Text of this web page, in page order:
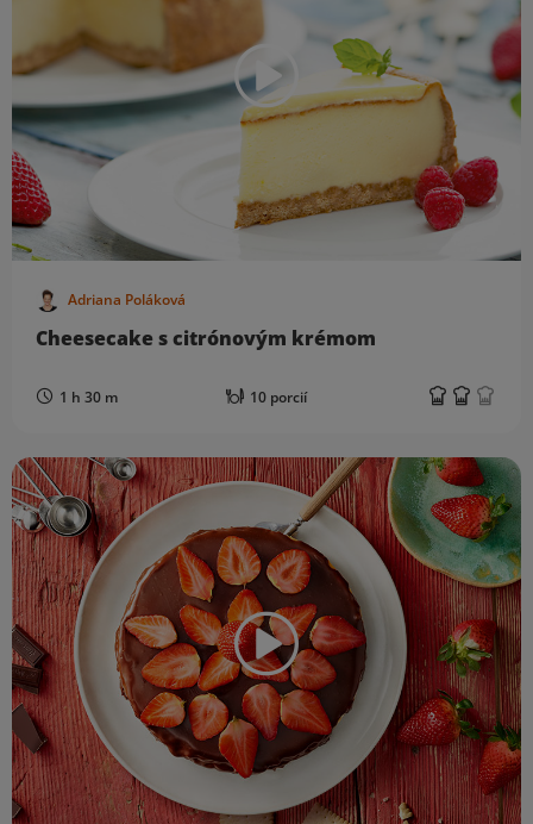
Adriana Poláková
Cheesecake s citrónovým krémom
1 h 30 m 10 porcií